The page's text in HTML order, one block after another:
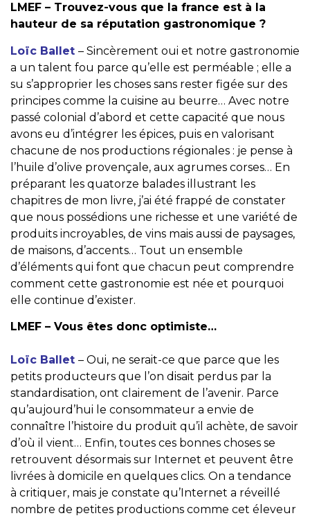
LMEF – Trouvez-vous que la france est à la
hauteur de sa réputation gastronomique ?
Loïc Ballet – Sincèrement oui et notre gastronomie
a un talent fou parce qu’elle est perméable ; elle a
su s’approprier les choses sans rester figée sur des
principes comme la cuisine au beurre… Avec notre
passé colonial d’abord et cette capacité que nous
avons eu d’intégrer les épices, puis en valorisant
chacune de nos productions régionales : je pense à
l’huile d’olive provençale, aux agrumes corses… En
préparant les quatorze balades illustrant les
chapitres de mon livre, j’ai été frappé de constater
que nous possédions une richesse et une variété de
produits incroyables, de vins mais aussi de paysages,
de maisons, d’accents… Tout un ensemble
d’éléments qui font que chacun peut comprendre
comment cette gastronomie est née et pourquoi
elle continue d’exister.
LMEF – Vous êtes donc optimiste…
Loïc Ballet – Oui, ne serait-ce que parce que les
petits producteurs que l’on disait perdus par la
standardisation, ont clairement de l’avenir. Parce
qu’aujourd’hui le consommateur a envie de
connaître l’histoire du produit qu’il achète, de savoir
d’où il vient… Enfin, toutes ces bonnes choses se
retrouvent désormais sur Internet et peuvent être
livrées à domicile en quelques clics. On a tendance
à critiquer, mais je constate qu’Internet a réveillé
nombre de petites productions comme cet éleveur